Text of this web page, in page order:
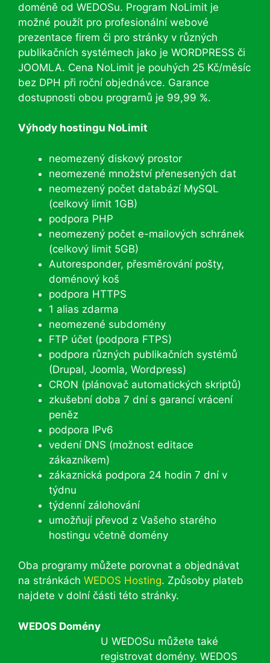
doméně od WEDOSu. Program NoLimit je
možné použít pro profesionální webové
prezentace firem či pro stránky v různých
publikačních systémech jako je WORDPRESS či
JOOMLA. Cena NoLimit je pouhých 25 Kč/měsíc
bez DPH při roční objednávce. Garance
dostupnosti obou programů je 99,99 %.
Výhody hostingu NoLimit
neomezený diskový prostor
neomezené množství přenesených dat
neomezený počet databází MySQL
(celkový limit 1GB)
podpora PHP
neomezený počet e-mailových schránek
(celkový limit 5GB)
Autoresponder, přesměrování pošty,
doménový koš
podpora HTTPS
1 alias zdarma
neomezené subdomény
FTP účet (podpora FTPS)
podpora různých publikačních systémů
(Drupal, Joomla, Wordpress)
CRON (plánovač automatických skriptů)
zkušební doba 7 dní s garancí vrácení
peněz
podpora IPv6
vedení DNS (možnost editace
zákazníkem)
zákaznická podpora 24 hodin 7 dní v
týdnu
týdenní zálohování
umožňují převod z Vašeho starého
hostingu včetně domény
Oba programy můžete porovnat a objednávat
na stránkách WEDOS Hosting. Způsoby plateb
najdete v dolní části této stránky.
WEDOS Domény
U WEDOSu můžete také
registrovat domény. WEDOS